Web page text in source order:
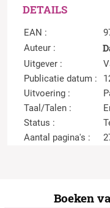
DETAILS
EAN :
Auteur :
Uitgever :
Publicatie datum :
Uitvoering :
Taal/Talen :
Status :
Aantal pagina's :
Boeken